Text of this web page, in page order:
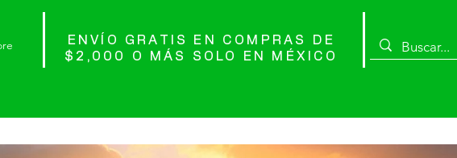
ENVÍO GRATIS EN COMPRAS DE
$2,000 O MÁS SOLO EN MÉXICO